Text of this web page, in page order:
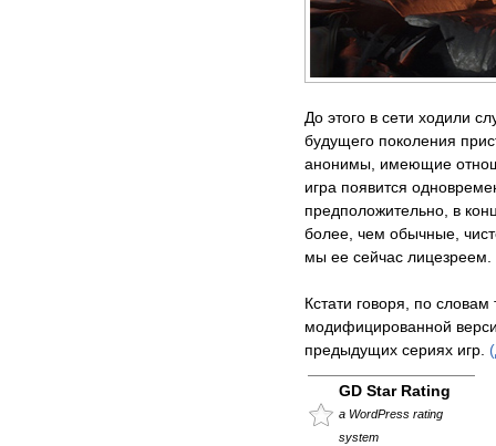
До этого в сети ходили
будущего поколения
анонимы, имеющие
игра появится
предположительно, в
более, чем обычные,
мы ее сейчас лицезреем.
Кстати говоря, по
модифицированной
предыдущих сериях игр.
GD Star Rating
a WordPress rating
system